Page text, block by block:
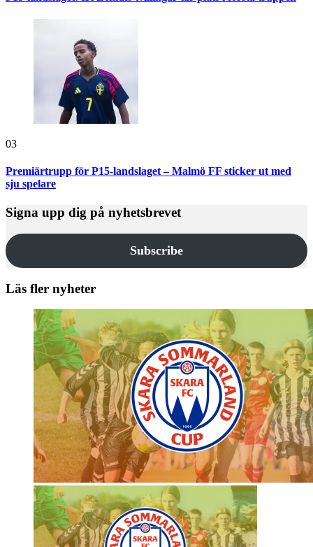
03
Premiärtrupp för P15-landslaget – Malmö FF sticker ut med
sju spelare
Signa upp dig på nyhetsbrevet
Subscribe
Läs fler nyheter